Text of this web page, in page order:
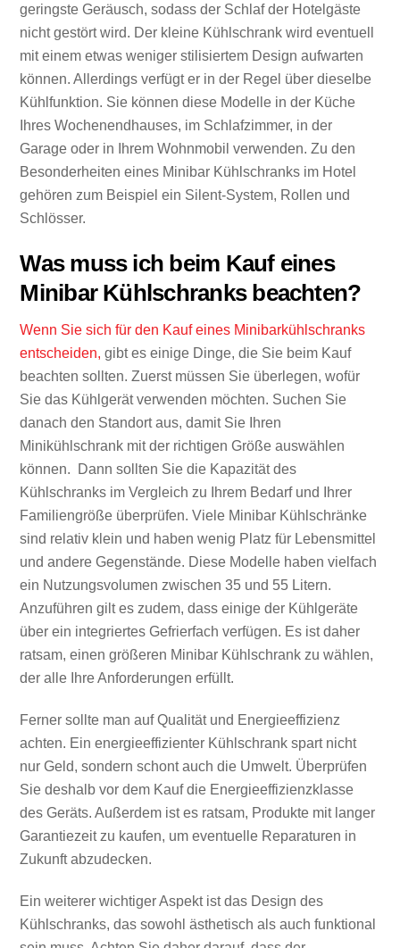
geringste Geräusch, sodass der Schlaf der Hotelgäste
nicht gestört wird. Der kleine Kühlschrank wird eventuell
mit einem etwas weniger stilisiertem Design aufwarten
können. Allerdings verfügt er in der Regel über dieselbe
Kühlfunktion. Sie können diese Modelle in der Küche
Ihres Wochenendhauses, im Schlafzimmer, in der
Garage oder in Ihrem Wohnmobil verwenden. Zu den
Besonderheiten eines Minibar Kühlschranks im Hotel
gehören zum Beispiel ein Silent-System, Rollen und
Schlösser.
Was muss ich beim Kauf eines
Minibar Kühlschranks beachten?
Wenn Sie sich für den Kauf eines Minibarkühlschranks
entscheiden, gibt es einige Dinge, die Sie beim Kauf
beachten sollten. Zuerst müssen Sie überlegen, wofür
Sie das Kühlgerät verwenden möchten. Suchen Sie
danach den Standort aus, damit Sie Ihren
Minikühlschrank mit der richtigen Größe auswählen
können. Dann sollten Sie die Kapazität des
Kühlschranks im Vergleich zu Ihrem Bedarf und Ihrer
Familiengröße überprüfen. Viele Minibar Kühlschränke
sind relativ klein und haben wenig Platz für Lebensmittel
und andere Gegenstände. Diese Modelle haben vielfach
ein Nutzungsvolumen zwischen 35 und 55 Litern.
Anzuführen gilt es zudem, dass einige der Kühlgeräte
über ein integriertes Gefrierfach verfügen. Es ist daher
ratsam, einen größeren Minibar Kühlschrank zu wählen,
der alle Ihre Anforderungen erfüllt.
Ferner sollte man auf Qualität und Energieeffizienz
achten. Ein energieeffizienter Kühlschrank spart nicht
nur Geld, sondern schont auch die Umwelt. Überprüfen
Sie deshalb vor dem Kauf die Energieeffizienzklasse
des Geräts. Außerdem ist es ratsam, Produkte mit langer
Garantiezeit zu kaufen, um eventuelle Reparaturen in
Zukunft abzudecken.
Ein weiterer wichtiger Aspekt ist das Design des
Kühlschranks, das sowohl ästhetisch als auch funktional